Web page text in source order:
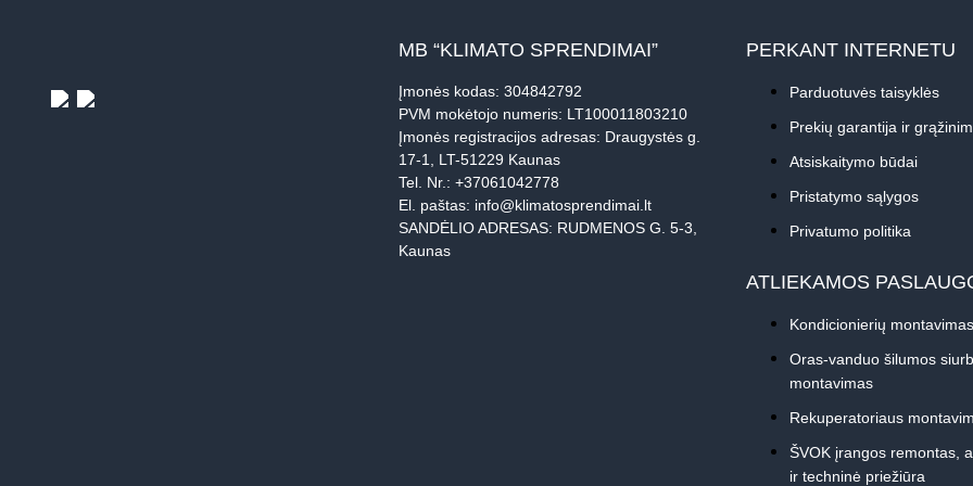
MB “KLIMATO SPRENDIMAI”
Įmonės kodas: 304842792
PVM mokėtojo numeris: LT100011803210
Įmonės registracijos adresas: Draugystės g.
17-1, LT-51229 Kaunas
Tel. Nr.: +37061042778
El. paštas: info@klimatosprendimai.lt
SANDĖLIO ADRESAS: RUDMENOS G. 5-3,
Kaunas
PERKANT INTERNETU
Parduotuvės taisyklės
Prekių garantija ir
Atsiskaitymo būdai
Pristatymo sąlygos
Privatumo politika
ATLIEKAMOS
Kondicionierių montavimas
Oras-vanduo šilumos
montavimas
Rekuperatoriaus
ŠVOK įrangos remontas,
ir techninė priežiūra